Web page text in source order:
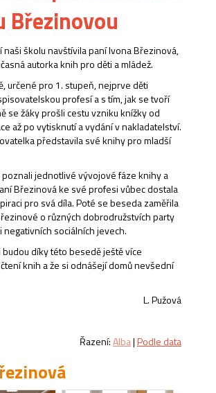
Březinovou
naši školu navštívila paní Ivona Březinová,
autorka knih pro děti a mládež.
určené pro 1. stupeň, nejprve děti
profesí a s tím, jak se tvoří
se žáky prošli cestu vzniku knížky od
až po vytisknutí a vydání v nakladatelství.
představila své knihy pro mladší
poznali jednotlivé vývojové fáze knihy a
Březinová ke své profesi vůbec dostala
pro svá díla. Poté se beseda zaměřila
o různých dobrodružstvích party
negativních sociálních jevech.
budou díky této besedě ještě více
knih a že si odnášejí domů nevšední
L. Pužová
Řazení:Alba|Podle data